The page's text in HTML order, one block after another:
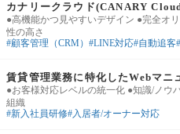
カナリークラウド(CANARY
●高機能かつ見やすいデザイン ●完全オ
性の高さ
顧客管理（CRM） LINE対応 自動追客
賃貸管理業務に特化したWebマニ
●お客様対応レベルの統一化 ●知識/ノウ
組織
新入社員研修 入居者/オーナー対応